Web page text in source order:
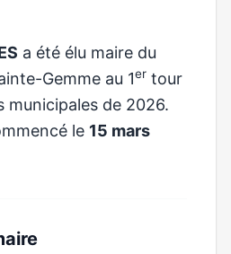
a été élu maire du
Gemme au 1er tour
municipales de 2026.
le 15 mars